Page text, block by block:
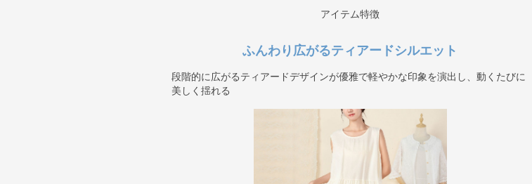
アイテム特徴
ふんわり広がるティアードシルエット
段階的に広がるティアードデザインが優雅で軽やかな印象を演出し、動くたびに
美しく揺れる